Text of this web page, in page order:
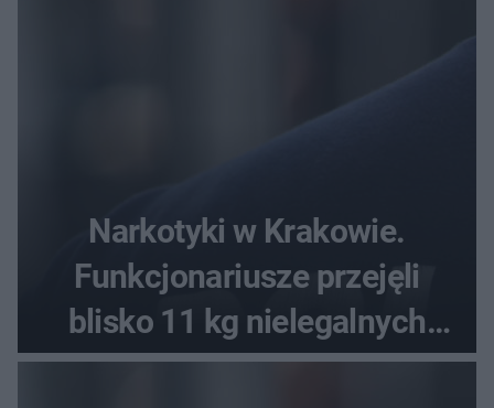
Narkotyki w Krakowie.
Funkcjonariusze przejęli
blisko 11 kg nielegalnych
substancji